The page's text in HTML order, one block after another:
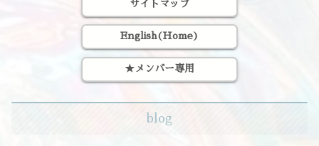
サイトマップ
English(Home)
★メンバー専用
blog